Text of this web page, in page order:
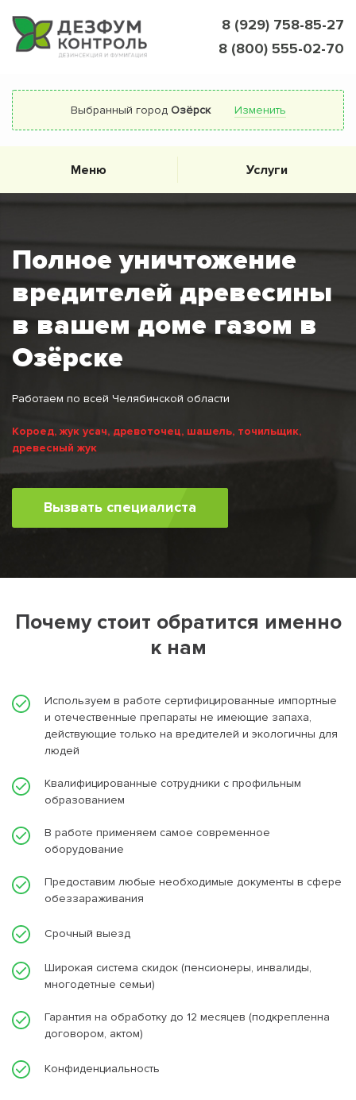
8 (929) 758-85-27
8 (800) 555-02-70
Выбранный город Озёрск Изменить
Меню Услуги
Полное уничтожение
вредителей древесины
в вашем доме газом в
Озёрске
Работаем по всей Челябинской области
Короед, жук уcач, древоточец, шашель, точильщик,
древесный жук
Вызвать специалиста
Почему стоит обратится именно
к нам
Используем в работе сертифицированные импортные
и отечественные препараты не имеющие запаха,
действующие только на вредителей и экологичны для
людей
Квалифицированные сотрудники с профильным
образованием
В работе применяем самое современное
оборудование
Предоставим любые необходимые документы в сфере
обеззараживания
Срочный выезд
Широкая система скидок (пенсионеры, инвалиды,
многодетные семьи)
Гарантия на обработку до 12 месяцев (подкрепленна
договором, актом)
Конфиденциальность